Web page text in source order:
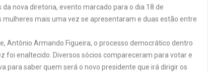
da nova diretoria, evento marcado para o dia 18 de
mulheres mais uma vez se apresentaram e duas estão entre
Antônio Armando Figueira, o processo democrático dentro
foi enaltecido. Diversos sócios compareceram para votar e
para saber quem será o novo presidente que irá dirigir os